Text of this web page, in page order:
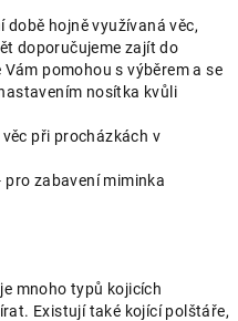
době hojně využívaná věc,
doporučujeme zajít do
pomohou s výběrem a se
nosítka kvůli
při procházkách v
pro zabavení miminka
mnoho typů kojicích
Existují také kojící polštáře,